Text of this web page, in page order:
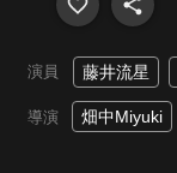
演員 藤井流星
導演 畑中Miyuki